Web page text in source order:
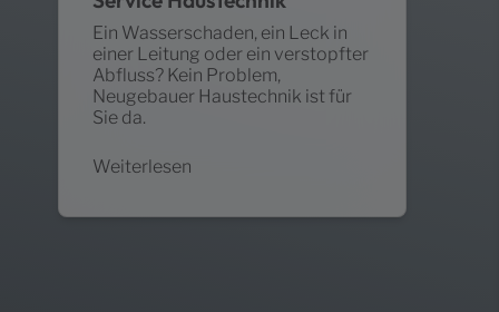
Ein Wasserschaden, ein Leck in
einer Leitung oder ein verstopfter
Abfluss? Kein Problem,
Neugebauer Haustechnik ist für
Sie da.
Weiterlesen